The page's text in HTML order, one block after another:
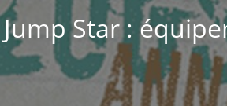
Jump Star :